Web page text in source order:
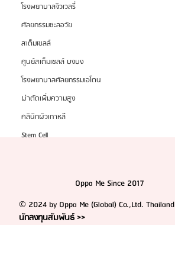
โรงพยาบาลจิวเวลรี่
ศัลยกรรมชะลอวัย
สเต็มเซลล์
ศูนย์สเต็มเซลล์ บงบง
โรงพยาบาลศัลยกรรมเอโตน
ผ่าตัดเพิ่มความสูง
คลินิกผิวเกาหลี
Stem Cell
Oppa Me Since 2017
© 2024 by Oppa Me (Global) Co.,Ltd. Thailand
นักลงทุนสัมพันธ์ >>